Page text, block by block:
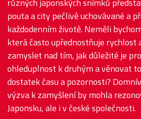
různých japonských snímků
pouta a city pečlivě uchovávané a
každodenním životě. Neměli
která často upřednostňuje rychlost
zamyslet nad tím, jak důležité je
ohleduplnost k druhým a věnovat
dostatek času a pozornosti?
výzva k zamyšlení by mohla
Japonsku, ale i v české společnosti.